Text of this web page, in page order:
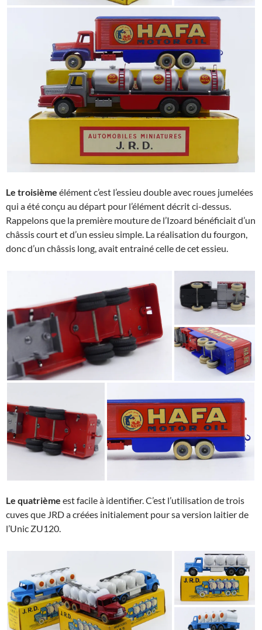
Le troisième élément c’est l’essieu double avec roues jumelées
qui a été conçu au départ pour l’élément décrit ci-dessus.
Rappelons que la première mouture de l’Izoard bénéficiait d’un
châssis court et d’un essieu simple. La réalisation du fourgon,
donc d’un châssis long, avait entrainé celle de cet essieu.
Le quatrième est facile à identifier. C’est l’utilisation de trois
cuves que JRD a créées initialement pour sa version laitier de
l’Unic ZU120.